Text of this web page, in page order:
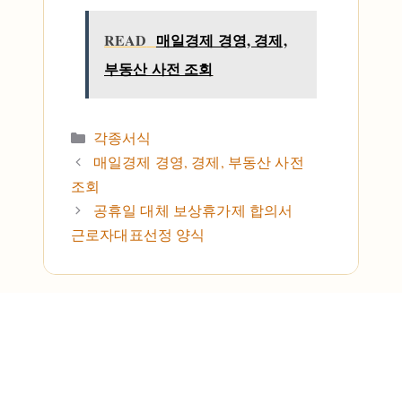
READ 매일경제 경영, 경제,
부동산 사전 조회
카테고리
각종서식
매일경제 경영, 경제, 부동산 사전
조회
공휴일 대체 보상휴가제 합의서
근로자대표선정 양식